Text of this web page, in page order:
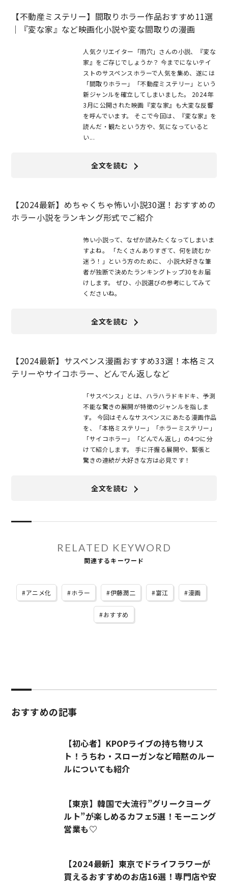
【不動産ミステリー】間取りホラー作品おすすめ11選
｜『変な家』など映画化小説や変な間取りの漫画
人気クリエイター「雨穴」さんの小説、『変な
家』をご存じでしょうか？ 今までにないテイ
ストのサスペンスホラーで人気を集め、遂には
「間取りホラー」「不動産ミステリー」という
新ジャンルを確立してしまいました。 2024年
3月に公開された映画『変な家』も大変な反響
を呼んでいます。 そこで今回は、『変な家』を
読んだ・観たという方や、気になっていると
い...
全文を読む
【2024最新】めちゃくちゃ怖い小説30選！おすすめの
ホラー小説をランキング形式でご紹介
怖い小説って、なぜか読みたくなってしまいま
すよね。 「たくさんありすぎて、何を読むか
迷う！」という方のために、 小説大好きな筆
者が独断で決めたランキングトップ30をお届
けします。 ぜひ、小説選びの参考にしてみて
くださいね。
全文を読む
【2024最新】サスペンス漫画おすすめ33選！本格ミス
テリーやサイコホラー、どんでん返しなど
「サスペンス」とは、ハラハラドキドキ、予測
不能な驚きの展開が特徴のジャンルを指しま
す。 今回はそんなサスペンスにあたる漫画作品
を、「本格ミステリー」「ホラーミステリー」
「サイコホラー」「どんでん返し」の4つに分
けて紹介します。 手に汗握る展開や、緊張と
驚きの連続が大好きな方は必見です！
全文を読む
RELATED KEYWORD
関連するキーワード
アニメ化 ホラー 伊藤潤二 富江 漫画
おすすめ
おすすめの記事
【初心者】KPOPライブの持ち物リス
ト！うちわ・スローガンなど暗黙のルー
ルについても紹介
【東京】韓国で大流行”グリークヨーグ
ルト”が楽しめるカフェ5選！モーニング
営業も♡
【2024最新】東京でドライフラワーが
買えるおすすめのお店16選！専門店や安